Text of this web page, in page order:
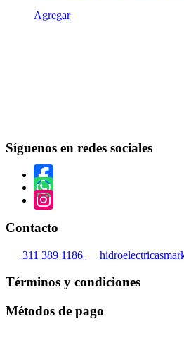
opciones
Agregar
Síguenos en redes sociales
Contacto
311 389 1186
Términos y condiciones
Métodos de pago